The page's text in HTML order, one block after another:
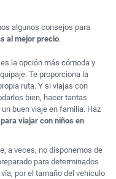
algunos consejos para
al mejor precio.
la opción más cómoda y
Te proporciona la
ruta. Y si viajas con
bien, hacer tantas
buen viaje en familia. Haz
viajar con niños en
a veces, no disponemos de
para determinados
por el tamaño del vehículo